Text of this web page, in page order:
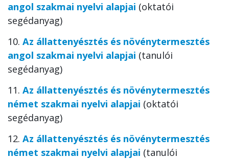
angol szakmai nyelvi alapjai (oktatói
segédanyag)
10. Az állattenyésztés és növénytermesztés
angol szakmai nyelvi alapjai (tanulói
segédanyag)
11. Az állattenyésztés és növénytermesztés
német szakmai nyelvi alapjai (oktatói
segédanyag)
12. Az állattenyésztés és növénytermesztés
német szakmai nyelvi alapjai (tanulói